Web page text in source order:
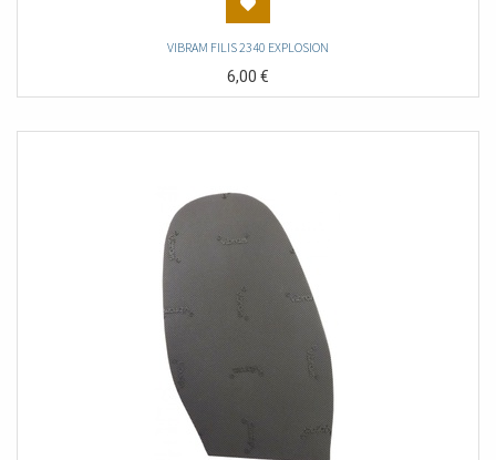
VIBRAM FILIS 2340 EXPLOSION
6,00€